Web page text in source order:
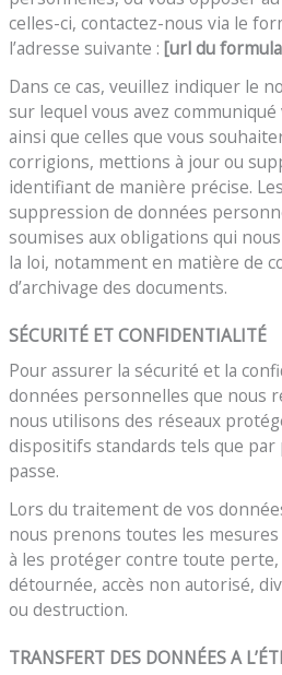
celles-ci, contactez-nous via le
l’adresse suivante :[url du
Dans ce cas, veuillez indiquer le
sur lequel vous avez
ainsi que celles que vous
corrigions, mettions à jour ou
identifiant de manière précise.
suppression de données
soumises aux obligations qui
la loi, notamment en matière de
d’archivage des documents.
SÉCURITÉ ET CONFIDENTIALITÉ
Pour assurer la sécurité et la
données personnelles que nous
nous utilisons des réseaux
dispositifs standards tels que
passe.
Lors du traitement de vos
nous prenons toutes les
à les protéger contre toute
détournée, accès non autorisé,
ou destruction.
TRANSFERT DES DONNÉES A